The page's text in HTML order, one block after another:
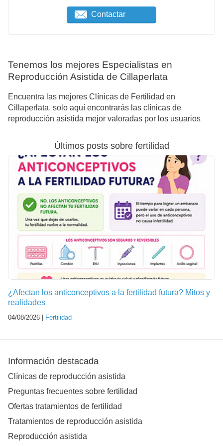
Contactar
Tenemos los mejores Especialistas en
Reproducción Asistida de Cillaperlata
Encuentra las mejores Clínicas de Fertilidad en
Cillaperlata, solo aquí encontrarás las clínicas de
reproducción asistida mejor valoradas por los usuarios
Últimos posts sobre fertilidad
¿Afectan los anticonceptivos a la fertilidad futura? Mitos y
realidades
04/08/2026 | Fertilidad
Información destacada
Clínicas de reproducción asistida
Preguntas frecuentes sobre fertilidad
Ofertas tratamientos de fertilidad
Tratamientos de reproducción asistida
Reproducción asistida